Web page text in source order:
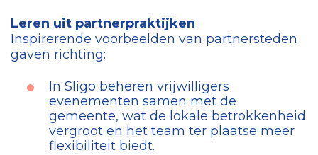
Leren uit partnerpraktijken
Inspirerende voorbeelden van partnersteden
gaven richting:
In Sligo beheren vrijwilligers
evenementen samen met de
gemeente, wat de lokale betrokkenheid
vergroot en het team ter plaatse meer
flexibiliteit biedt.